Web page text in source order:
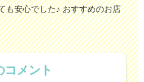
も安心でした♪ おすすめのお店
メント